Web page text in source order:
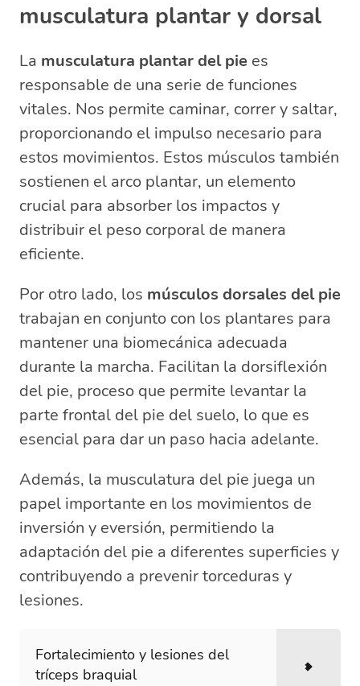
musculatura plantar y dorsal
La musculatura plantar del pie es
responsable de una serie de funciones
vitales. Nos permite caminar, correr y saltar,
proporcionando el impulso necesario para
estos movimientos. Estos músculos también
sostienen el arco plantar, un elemento
crucial para absorber los impactos y
distribuir el peso corporal de manera
eficiente.
Por otro lado, los músculos dorsales del pie
trabajan en conjunto con los plantares para
mantener una biomecánica adecuada
durante la marcha. Facilitan la dorsiflexión
del pie, proceso que permite levantar la
parte frontal del pie del suelo, lo que es
esencial para dar un paso hacia adelante.
Además, la musculatura del pie juega un
papel importante en los movimientos de
inversión y eversión, permitiendo la
adaptación del pie a diferentes superficies y
contribuyendo a prevenir torceduras y
lesiones.
Fortalecimiento y lesiones del
tríceps braquial